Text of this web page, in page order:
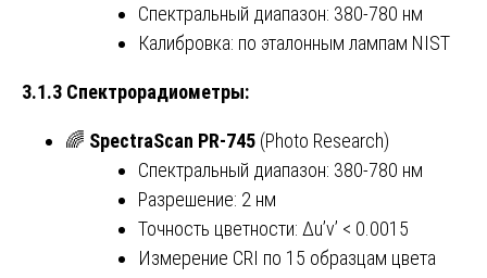
Спектральный диапазон: 380-780 нм
Калибровка: по эталонным лампам NIST
3.1.3 Спектрорадиометры:
🌈 SpectraScan PR-745 (Photo Research)
Спектральный диапазон: 380-780 нм
Разрешение: 2 нм
Точность цветности: Δu’v’ < 0.0015
Измерение CRI по 15 образцам цвета